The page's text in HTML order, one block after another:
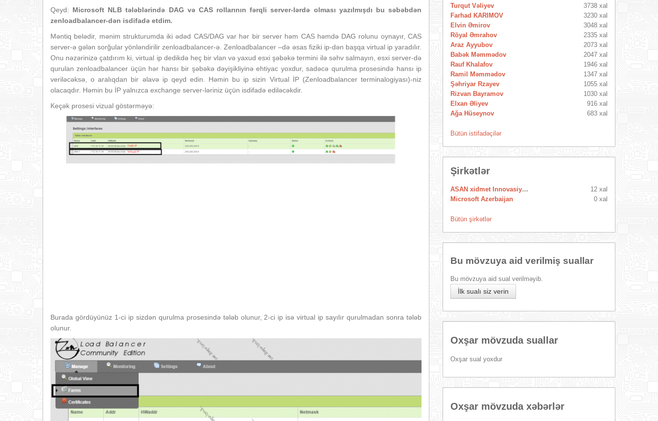
Qeyd: Microsoft NLB tələblərində DAG və CAS rollarının fərqli server-lərdə olması yazılmışdı bu səbəbdən
zenloadbalancer-dən isdifadə etdim.
Məntiq belədir, mənim strukturumda iki ədəd CAS/DAG var hər bir server həm CAS həmdə DAG rolunu oynayır, CAS
server-ə gələn sorğular yönləndirilir zenloadbalancer-ə. Zenloadbalancer –də əsas fiziki ip-dən başqa virtual ip yaradılır.
Onu nəzərinizə çatdırım ki, virtual ip dedikdə heç bir vlan və yaxud esxi şəbəkə termini ilə səhv salmayın, esxi server-də
qurulan zenloadbalancer üçün hər hansı bir şəbəkə dəyişikliyinə ehtiyac yoxdur, sadəcə qurulma prosesində hansı ip
veriləcəksə, o aralıqdan bir əlavə ip qeyd edin. Həmin bu ip sizin Virtual İP (Zenloadbalancer terminalogiyası)-niz
olacaqdır. Həmin bu İP yalnızca exchange server-ləriniz üçün isdifadə ediləcəkdir.
Keçək prosesi vizual göstərməyə:
Burada gördüyünüz 1-ci ip sizdən qurulma prosesində tələb olunur, 2-ci ip isə virtual ip sayılır qurulmadan sonra tələb
olunur.
Turqut Vəliyev
3738 xal
Farhad KARIMOV
3230 xal
Elvin Əmirov
3048 xal
Röyal Əmrahov
2335 xal
Araz Ayyubov
2073 xal
Babək Məmmədov
2047 xal
Rauf Khalafov
1946 xal
Ramil Məmmədov
1347 xal
Şəhriyar Rzayev
1055 xal
Rizvan Bayramov
1030 xal
Elxan Əliyev
916 xal
Ağa Hüseynov
683 xal
Bütün istifadəçilər
Şirkətlər
ASAN xidmet Innovasiya Mərkəzi
12 xal
Microsoft Azerbaijan
0 xal
Bütün şirkətlər
Bu mövzuya aid verilmiş suallar
Bu mövzuya aid sual verilməyib.
İlk sualı siz verin
Oxşar mövzuda suallar
Oxşar sual yoxdur
Oxşar mövzuda xəbərlər